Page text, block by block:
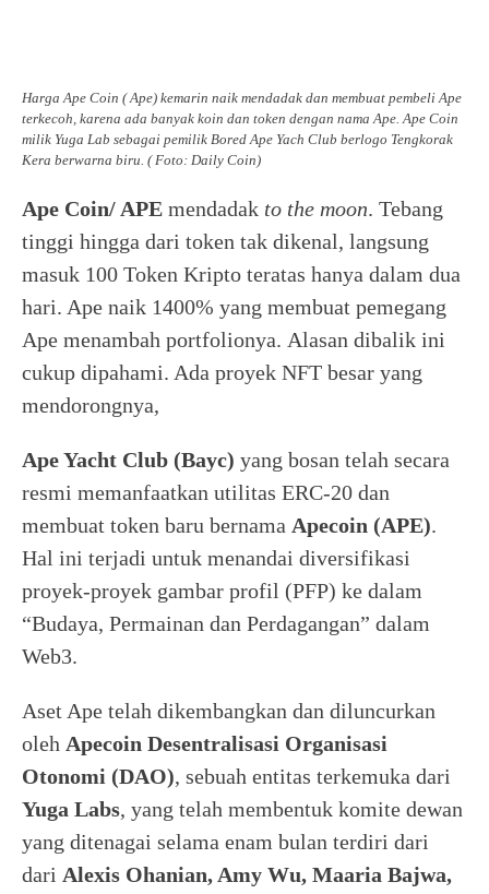
Harga Ape Coin ( Ape) kemarin naik mendadak dan membuat pembeli Ape
terkecoh, karena ada banyak koin dan token dengan nama Ape. Ape Coin
milik Yuga Lab sebagai pemilik Bored Ape Yach Club berlogo Tengkorak
Kera berwarna biru. ( Foto: Daily Coin)
Ape Coin/ APE mendadak to the moon. Tebang
tinggi hingga dari token tak dikenal, langsung
masuk 100 Token Kripto teratas hanya dalam dua
hari. Ape naik 1400% yang membuat pemegang
Ape menambah portfolionya. Alasan dibalik ini
cukup dipahami. Ada proyek NFT besar yang
mendorongnya,
Ape Yacht Club (Bayc) yang bosan telah secara
resmi memanfaatkan utilitas ERC-20 dan
membuat token baru bernama Apecoin (APE).
Hal ini terjadi untuk menandai diversifikasi
proyek-proyek gambar profil (PFP) ke dalam
“Budaya, Permainan dan Perdagangan” dalam
Web3.
Aset Ape telah dikembangkan dan diluncurkan
oleh Apecoin Desentralisasi Organisasi
Otonomi (DAO), sebuah entitas terkemuka dari
Yuga Labs, yang telah membentuk komite dewan
yang ditenagai selama enam bulan terdiri dari
dari Alexis Ohanian, Amy Wu, Maaria Bajwa,